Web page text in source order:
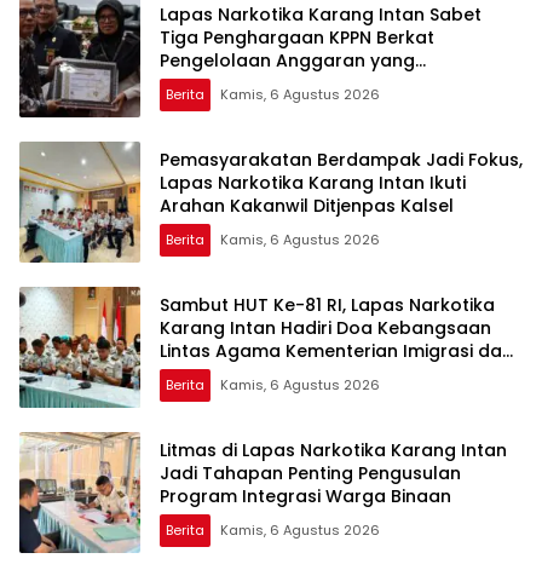
Lapas Narkotika Karang Intan Sabet
Tiga Penghargaan KPPN Berkat
Pengelolaan Anggaran yang
Transparan dan Akuntabel
Berita Kamis, 6 Agustus 2026
Pemasyarakatan Berdampak Jadi Fokus,
Lapas Narkotika Karang Intan Ikuti
Arahan Kakanwil Ditjenpas Kalsel
Berita Kamis, 6 Agustus 2026
Sambut HUT Ke-81 RI, Lapas Narkotika
Karang Intan Hadiri Doa Kebangsaan
Lintas Agama Kementerian Imigrasi dan
Pemasyarakatan
Berita Kamis, 6 Agustus 2026
Litmas di Lapas Narkotika Karang Intan
Jadi Tahapan Penting Pengusulan
Program Integrasi Warga Binaan
Berita Kamis, 6 Agustus 2026